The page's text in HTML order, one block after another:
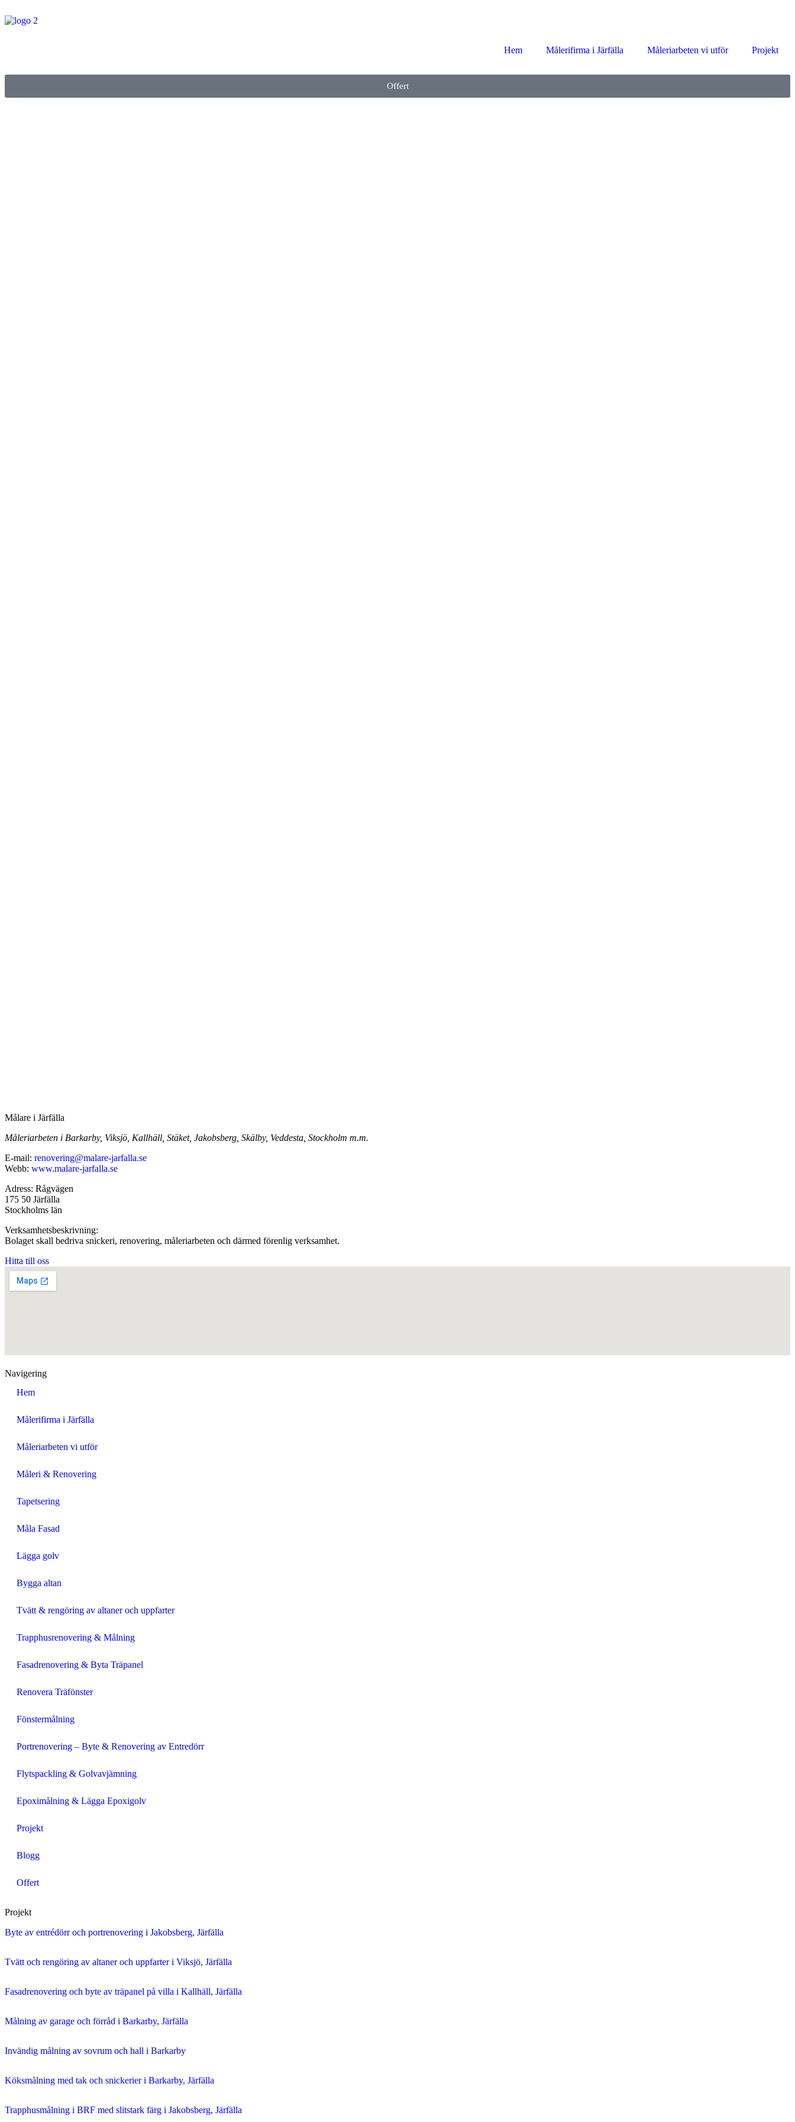
Hem Målerifirma i Järfälla Måleriarbeten vi utför Projekt
Offert
Målare i Järfälla
Måleriarbeten i Barkarby, Viksjö, Kallhäll, Stäket, Jakobsberg, Skälby, Veddesta, Stockholm m.m.
E-mail: renovering@malare-jarfalla.se
Webb: www.malare-jarfalla.se
Adress: Rågvägen
175 50 Järfälla
Stockholms län
Verksamhetsbeskrivning:
Bolaget skall bedriva snickeri, renovering, måleriarbeten och därmed förenlig verksamhet.
Hitta till oss
Navigering
Hem
Målerifirma i Järfälla
Måleriarbeten vi utför
Måleri & Renovering
Tapetsering
Måla Fasad
Lägga golv
Bygga altan
Tvätt & rengöring av altaner och uppfarter
Trapphusrenovering & Målning
Fasadrenovering & Byta Träpanel
Renovera Träfönster
Fönstermålning
Portrenovering – Byte & Renovering av Entredörr
Flytspackling & Golvavjämning
Epoximålning & Lägga Epoxigolv
Projekt
Blogg
Offert
Projekt
Byte av entrédörr och portrenovering i Jakobsberg, Järfälla
Tvätt och rengöring av altaner och uppfarter i Viksjö, Järfälla
Fasadrenovering och byte av träpanel på villa i Kallhäll, Järfälla
Målning av garage och förråd i Barkarby, Järfälla
Invändig målning av sovrum och hall i Barkarby
Köksmålning med tak och snickerier i Barkarby, Järfälla
Trapphusmålning i BRF med slitstark färg i Jakobsberg, Järfälla